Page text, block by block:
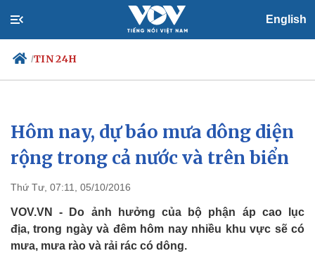
English
/TIN 24H
Chính trị
Đảng
Tổ chức nhân sự
Nhận diện sự thật
Xã hội
Tin 24h
Dự báo thời tiết
Việc làm
Biển đảo
Hôm nay, dự báo mưa dông diện
rộng trong cả nước và trên biển
Thứ Tư, 07:11, 05/10/2016
VOV.VN - Do ảnh hưởng của bộ phận áp cao lục
địa, trong ngày và đêm hôm nay nhiều khu vực sẽ có
mưa, mưa rào và rải rác có dông.